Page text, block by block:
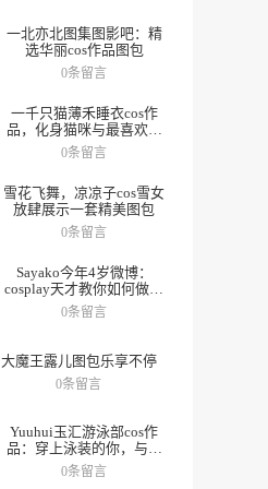
一北亦北图集图影吧：精
选华丽cos作品图包
0条留言
一千只猫薄禾睡衣cos作
品，化身猫咪与最喜欢的
人一起度过夜晚。
0条留言
雪花飞舞，凉凉子cos雪女
放肆展示一套精美图包
0条留言
Sayako今年4岁微博：
cosplay天才教你如何做好
角色，数十组美图带你领
略精彩人生。
0条留言
大魔王露儿图包乐享不停
0条留言
Yuuhui玉汇游泳部cos作
品：穿上泳装的你，与众
不同
0条留言